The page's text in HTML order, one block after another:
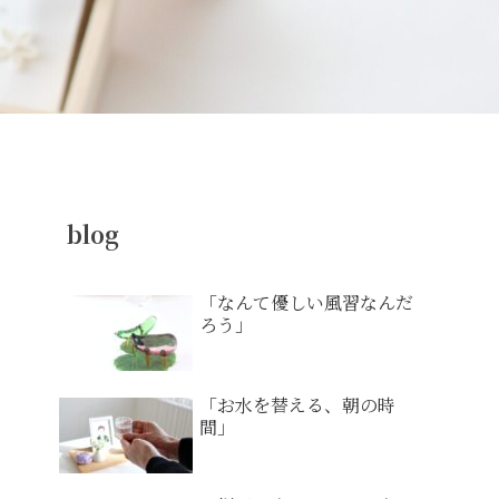
blog
「なんて優しい風習なんだ
ろう」
「お水を替える、朝の時
間」